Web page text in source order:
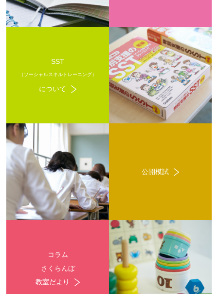
SST
（ソーシャルスキルトレーニング）
について
公開模試
コラム
さくらんぼ
教室だより